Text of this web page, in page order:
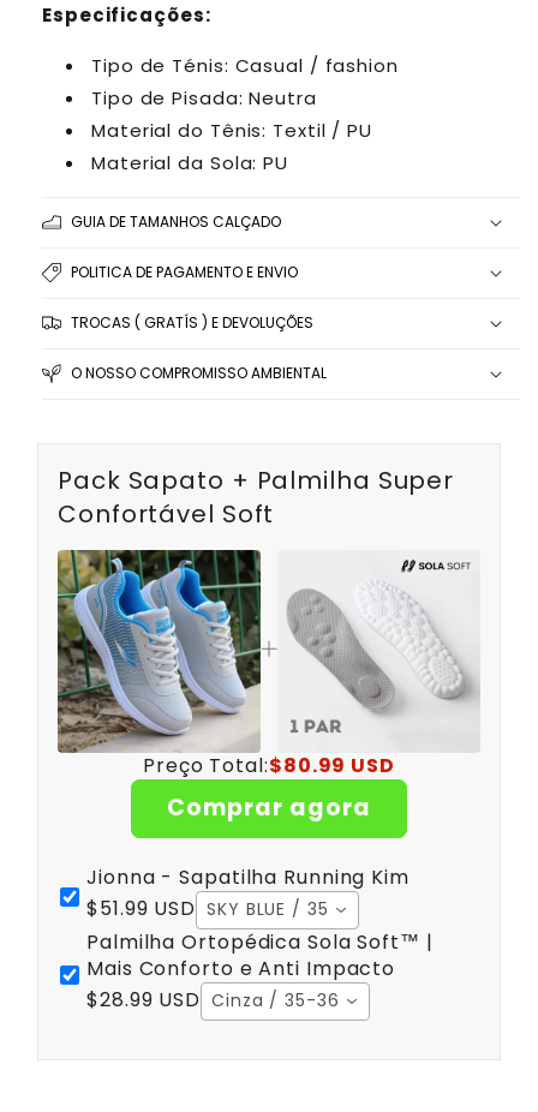
Especificações:
Tipo de Ténis: Casual / fashion
Tipo de Pisada: Neutra
Material do Tênis: Textil / PU
Material da Sola: PU
GUIA DE TAMANHOS CALÇADO
POLITICA DE PAGAMENTO E ENVIO
TROCAS ( GRATÍS ) E DEVOLUÇÕES
O NOSSO COMPROMISSO AMBIENTAL
Pack Sapato + Palmilha Super
Confortável Soft
Preço Total:$80.99 USD
Comprar agora
Jionna - Sapatilha Running Kim
$51.99 USD SKY BLUE / 35
Palmilha Ortopédica Sola Soft™ |
Mais Conforto e Anti Impacto
$28.99 USD Cinza / 35-36